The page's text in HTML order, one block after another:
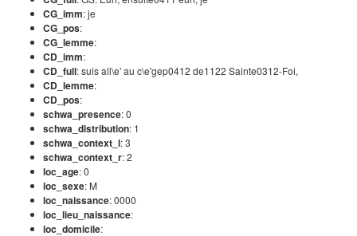
CG_imm: je
CG_pos:
CG_lemme:
CD_imm:
CD_full: suis all\e' au c\e'gep0412 de1122 Sainte0312-Foi,
CD_lemme:
CD_pos:
schwa_presence: 0
schwa_distribution: 1
schwa_context_l: 3
schwa_context_r: 2
loc_age: 0
loc_sexe: M
loc_naissance: 0000
loc_lieu_naissance:
loc_domicile: